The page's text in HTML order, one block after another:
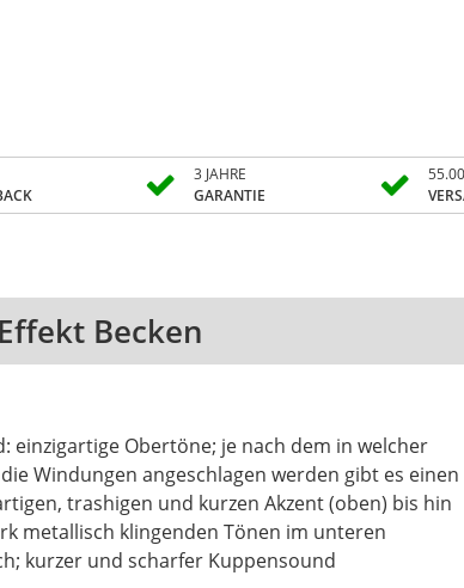
3 JAHRE
GARANTIE
Becken
einzigartige Obertöne; je nach dem in welcher
Windungen angeschlagen werden gibt es einen
trashigen und kurzen Akzent (oben) bis hin
metallisch klingenden Tönen im unteren
kurzer und scharfer Kuppensound